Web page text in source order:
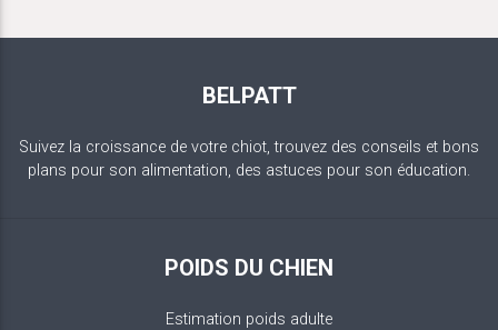
BELPATT
Suivez la croissance de votre chiot, trouvez des conseils et bons
plans pour son alimentation, des astuces pour son éducation.
POIDS DU CHIEN
Estimation poids adulte